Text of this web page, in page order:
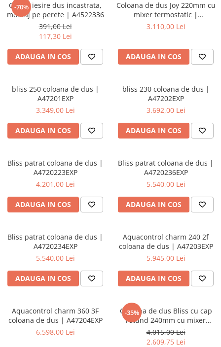
-70%
Cot de iesire dus incastrata,
montaj pe perete | A4522336
391,00 Lei
117,30 Lei
ADAUGA IN COS
Coloana de dus Joy 220mm cu
mixer termostatic |
A47200EXP
3.110,00 Lei
ADAUGA IN COS
bliss 250 coloana de dus |
A47201EXP
3.349,00 Lei
ADAUGA IN COS
bliss 230 coloana de dus |
A47202EXP
3.692,00 Lei
ADAUGA IN COS
Bliss patrat coloana de dus |
A4720223EXP
4.201,00 Lei
ADAUGA IN COS
Bliss patrat coloana de dus |
A4720236EXP
5.540,00 Lei
ADAUGA IN COS
Bliss patrat coloana de dus |
A4720234EXP
5.540,00 Lei
ADAUGA IN COS
Aquacontrol charm 240 2f
coloana de dus | A47203EXP
5.945,00 Lei
ADAUGA IN COS
Aquacontrol charm 360 3F
coloana de dus | A47204EXP
6.598,00 Lei
-35%
Coloana de dus Bliss cu cap
rotund 240mm cu mixer
termostatic, crom |
A47205EXP
4.015,00 Lei
2.609,75 Lei